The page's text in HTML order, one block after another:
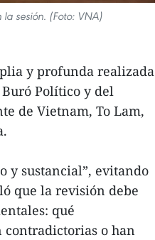
sesión. (Foto: VNA)
y profunda realizada
Político y del
de Vietnam, To Lam,
y sustancial”, evitando
que la revisión debe
qué
contradictorias o han